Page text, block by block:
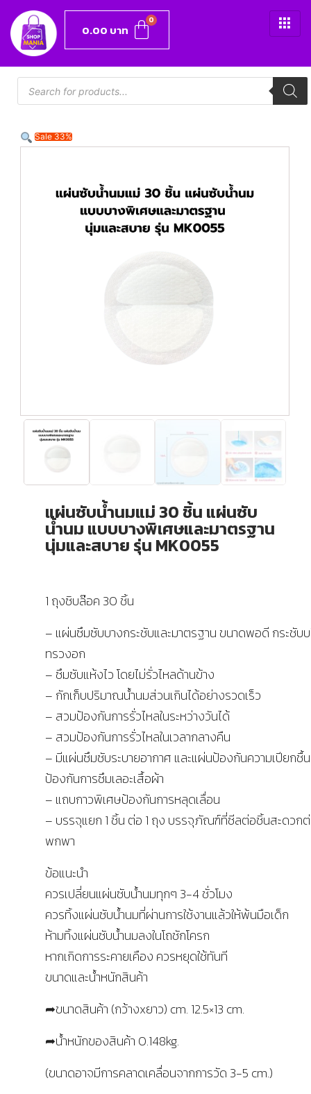
0.00 บาท
Sale 33%
แผ่นซับน้ำนมแม่ 30 ชิ้น แผ่นซับ
น้ำนม แบบบางพิเศษและมาตรฐาน
นุ่มและสบาย รุ่น MK0055
1 ถุงซิบล๊อค 30 ชิ้น
– แผ่นซึมซับบางกระชับและมาตรฐาน ขนาดพอดี กระชับ
ทรวงอก
– ซึมซับแห้งไว โดยไม่รั่วไหลด้านข้าง
– กักเก็บปริมาณน้ำนมส่วนเกินได้อย่างรวดเร็ว
– สวมป้องกันการรั่วไหลในระหว่างวันได้
– สวมป้องกันการรั่วไหลในเวลากลางคืน
– มีแผ่นซึมซับระบายอากาศ และแผ่นป้องกันความเปียกชื้น
ป้องกันการซึมเลอะเสื้อผ้า
– แถบกาวพิเศษป้องกันการหลุดเลื่อน
– บรรจุแยก 1 ชิ้น ต่อ 1 ถุง บรรจุภัณฑ์ที่ซีลต่อชิ้นสะดวก
พกพา
ข้อแนะนำ
ควรเปลี่ยนแผ่นซับน้ำนมทุกๆ 3-4 ชั่วโมง
ควรทิ้งแผ่นซับน้ำนมที่ผ่านการใช้งานแล้วให้พ้นมือเด็ก
ห้ามทิ้งแผ่นซับน้ำนมลงในโถชักโครก
หากเกิดการระคายเคือง ควรหยุดใช้ทันที
ขนาดและน้ำหนักสินค้า
➦ขนาดสินค้า (กว้างxยาว) cm. 12.5×13 cm.
➦น้ำหนักของสินค้า 0.148kg.
(ขนาดอาจมีการคลาดเคลื่อนจากการวัด 3-5 cm.)